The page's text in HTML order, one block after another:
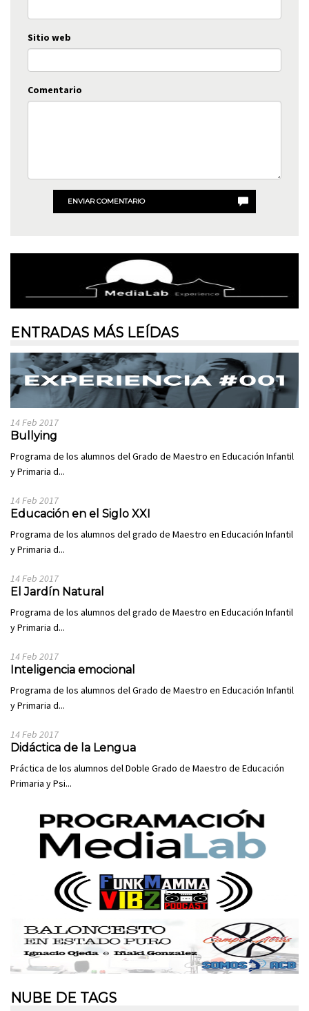
Sitio web
Comentario
ENVIAR COMENTARIO
ENTRADAS MÁS LEÍDAS
14 Feb 2017
Bullying
Programa de los alumnos del Grado de Maestro en Educación Infantil
y Primaria d...
14 Feb 2017
Educación en el Siglo XXI
Programa de los alumnos del grado de Maestro en Educación Infantil
y Primaria d...
14 Feb 2017
El Jardín Natural
Programa de los alumnos del grado de Maestro en Educación Infantil
y Primaria d...
14 Feb 2017
Inteligencia emocional
Programa de los alumnos del Grado de Maestro en Educación Infantil
y Primaria d...
14 Feb 2017
Didáctica de la Lengua
Práctica de los alumnos del Doble Grado de Maestro de Educación
Primaria y Psi...
NUBE DE TAGS